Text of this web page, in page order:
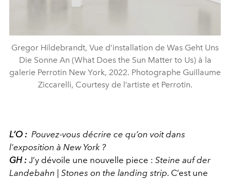
Gregor Hildebrandt, Vue d’installation de Was Geht Uns
Die Sonne An (What Does the Sun Matter to Us) à la
galerie Perrotin New York, 2022. Photographe Guillaume
Ziccarelli, Courtesy de l’artiste et Perrotin.
L’O : Pouvez-vous décrire ce qu’on voit dans
l'exposition à New York ?
GH : J’y dévoile une nouvelle piece : Steine auf der
Landebahn | Stones on the landing strip. C’est une